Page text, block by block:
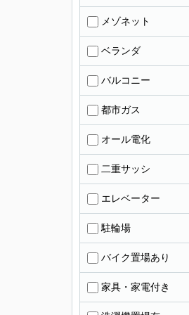
メゾネット
ベランダ
バルコニー
都市ガス
オール電化
二重サッシ
エレベーター
駐輪場
バイク置場あり
家具・家電付き